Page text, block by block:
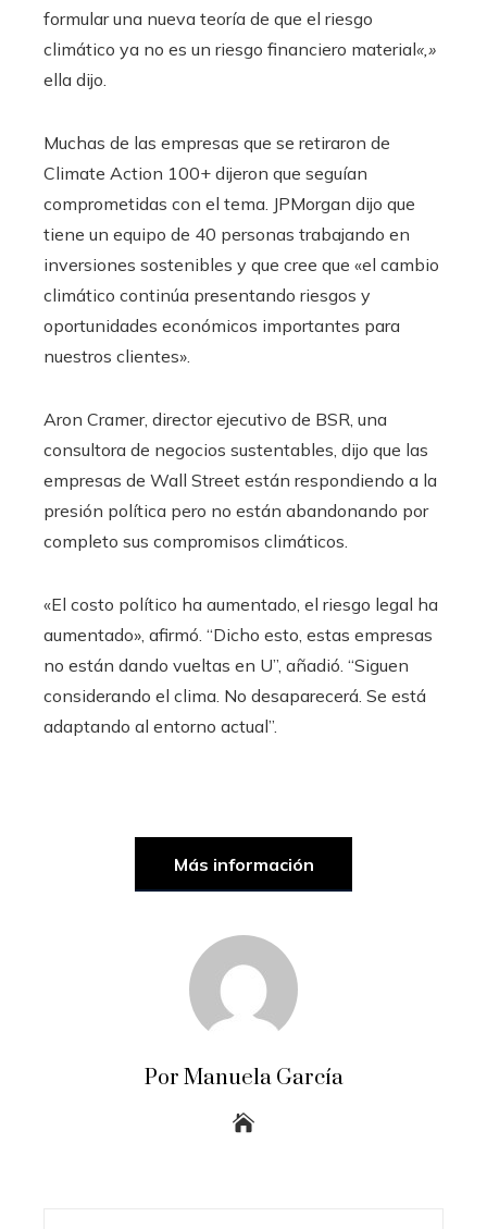
formular una nueva teoría de que el riesgo
climático ya no es un riesgo financiero material«,»
ella dijo.
Muchas de las empresas que se retiraron de
Climate Action 100+ dijeron que seguían
comprometidas con el tema. JPMorgan dijo que
tiene un equipo de 40 personas trabajando en
inversiones sostenibles y que cree que «el cambio
climático continúa presentando riesgos y
oportunidades económicos importantes para
nuestros clientes».
Aron Cramer, director ejecutivo de BSR, una
consultora de negocios sustentables, dijo que las
empresas de Wall Street están respondiendo a la
presión política pero no están abandonando por
completo sus compromisos climáticos.
«El costo político ha aumentado, el riesgo legal ha
aumentado», afirmó. “Dicho esto, estas empresas
no están dando vueltas en U”, añadió. “Siguen
considerando el clima. No desaparecerá. Se está
adaptando al entorno actual”.
Más información
Por Manuela García